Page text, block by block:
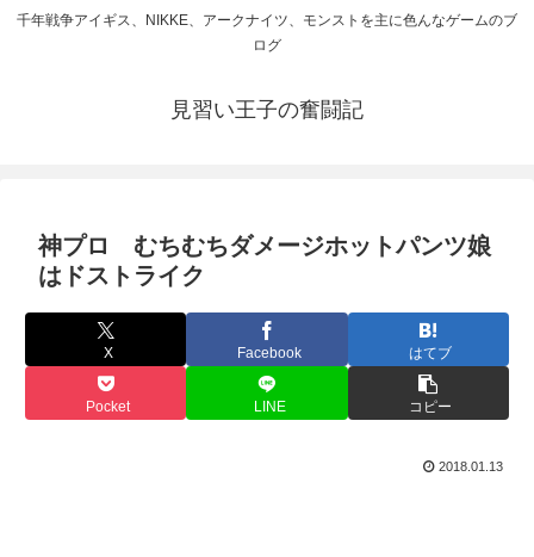
千年戦争アイギス、NIKKE、アークナイツ、モンストを主に色んなゲームのブ
ログ
見習い王子の奮闘記
神プロ むちむちダメージホットパンツ娘
はドストライク
X Facebook はてブ
Pocket LINE コピー
2018.01.13